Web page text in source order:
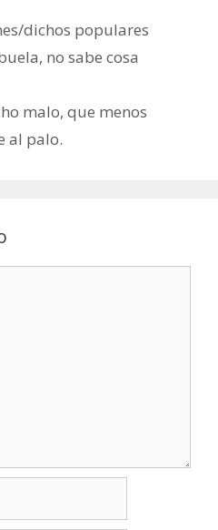
dichos populares
no sabe cosa
malo, que menos
al palo.